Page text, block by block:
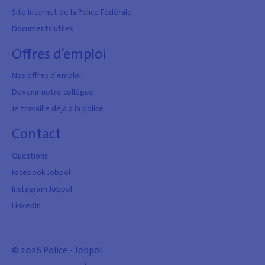
Site Internet de la Police Fédérale
Documents utiles
Offres d’emploi
Nos offres d'emploi
Devenir notre collègue
Je travaille déjà à la police
Contact
Questions
Facebook Jobpol
Instagram Jobpol
LinkedIn
© 2026 Police - Jobpol